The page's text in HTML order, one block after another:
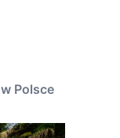
Polsce